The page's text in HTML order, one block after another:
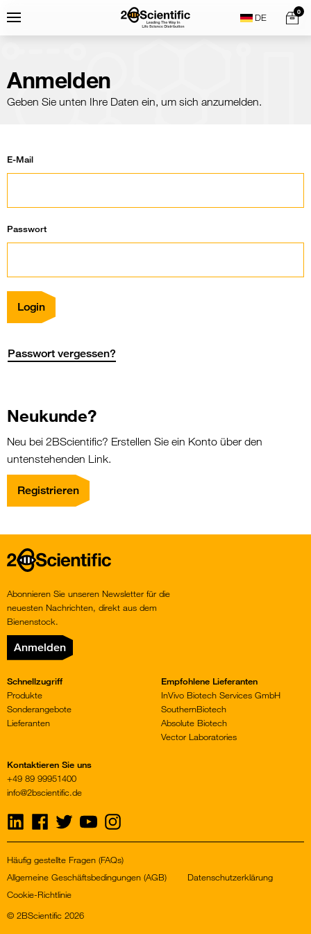
toMenu
Home
0
Anmelden
Geben Sie unten Ihre Daten ein, um sich anzumelden.
E-Mail
Passwort
Login
Passwort vergessen?
Neukunde?
Neu bei 2BScientific? Erstellen Sie ein Konto über den
untenstehenden Link.
Registrieren
Home
Abonnieren Sie unseren Newsletter für die
neuesten Nachrichten, direkt aus dem
Bienenstock.
Anmelden
Schnellzugriff
Produkte
Sonderangebote
Lieferanten
Empfohlene Lieferanten
InVivo Biotech Services GmbH
SouthernBiotech
Absolute Biotech
Vector Laboratories
Kontaktieren Sie uns
+49 89 99951400
info@2bscientific.de
Visit
us
on
Visit
on
Visit
us
on
Visit
us
on
Visit
us
on
© 2BScientific 2026
Häufig gestellte Fragen (FAQs)
Allgemeine Geschäftsbedingungen (AGB)
Datenschutzerklärung
Cookie-Richtlinie